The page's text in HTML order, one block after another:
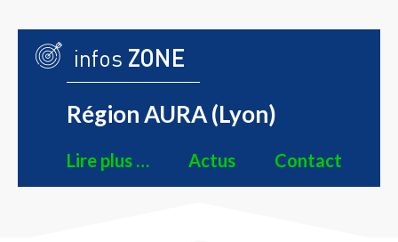
infos ZONE
Région AURA (Lyon)
Lire plus … Actus Contact